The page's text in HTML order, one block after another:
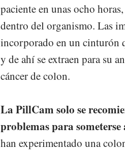
paciente en unas ocho
dentro del organismo. Las
incorporado en un cinturón
y de ahí se extraen para su
cáncer de colon.
La PillCam solo se
problemas para
han experimentado una